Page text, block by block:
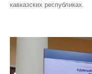
кавказских республиках.